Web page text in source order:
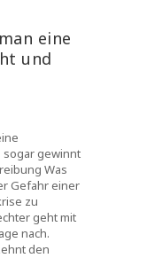
eine
und
gewinnt
Was
Gefahr einer
zu
geht mit
nach.
den